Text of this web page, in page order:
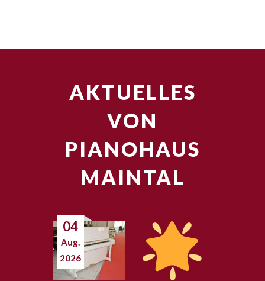
AKTUELLES
VON
PIANOHAUS
MAINTAL
04
Aug.
2026